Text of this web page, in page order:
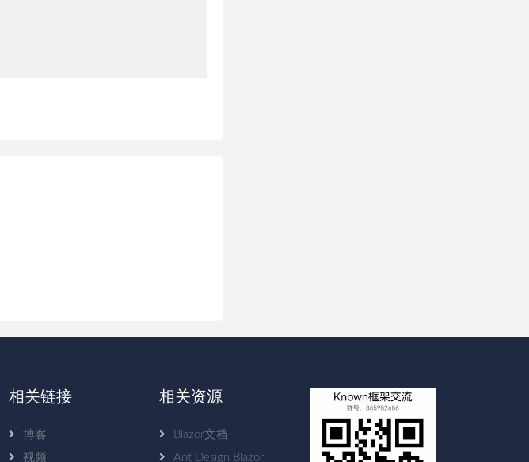
相关链接
博客
视频
相关资源
Blazor文档
Ant Design Blazor